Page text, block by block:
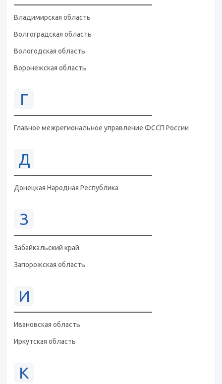
Владимирская область
Волгоградская область
Вологодская область
Воронежская область
Г
Главное межрегиональное управление ФССП России
Д
Донецкая Народная Республика
З
Забайкальский край
Запорожская область
И
Ивановская область
Иркутская область
К